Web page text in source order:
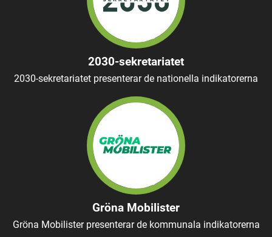
2030-sekretariatet
2030-sekretariatet presenterar de nationella indikatorerna
Gröna Mobilister
Gröna Mobilister presenterar de kommunala indikatorerna